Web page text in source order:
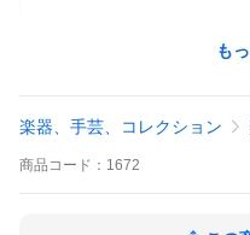
神奈川県横浜市中区元町1-
info@ra-artgallery.com
045-288-8192
お問い合わせ欄やメール、
も
楽器、手芸、コレクション
商品 コード： 1672